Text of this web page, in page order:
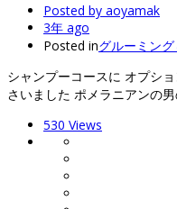
Posted by aoyamak
3年 ago
Posted inグルーミン
シャンプーコースに オプシ
さいました ポメラニアンの
530 Views